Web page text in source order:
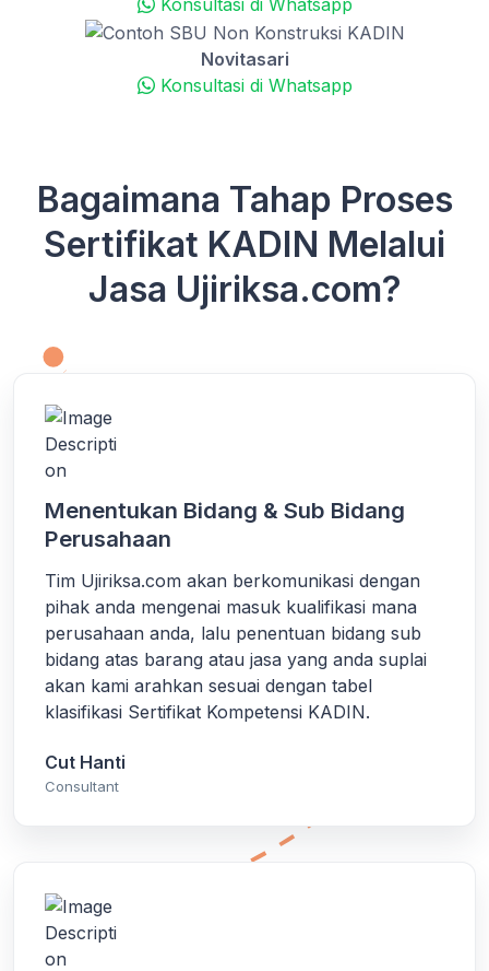
Konsultasi di Whatsapp
Novitasari
Konsultasi di Whatsapp
Bagaimana Tahap Proses
Sertifikat KADIN Melalui
Jasa Ujiriksa.com?
Menentukan Bidang & Sub Bidang
Perusahaan
Tim Ujiriksa.com akan berkomunikasi dengan
pihak anda mengenai masuk kualifikasi mana
perusahaan anda, lalu penentuan bidang sub
bidang atas barang atau jasa yang anda suplai
akan kami arahkan sesuai dengan tabel
klasifikasi Sertifikat Kompetensi KADIN.
Cut Hanti
Consultant